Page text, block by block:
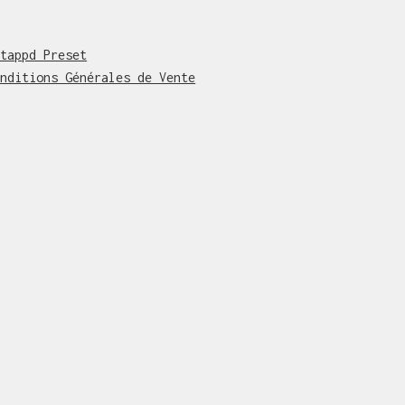
Preset
Générales de Vente